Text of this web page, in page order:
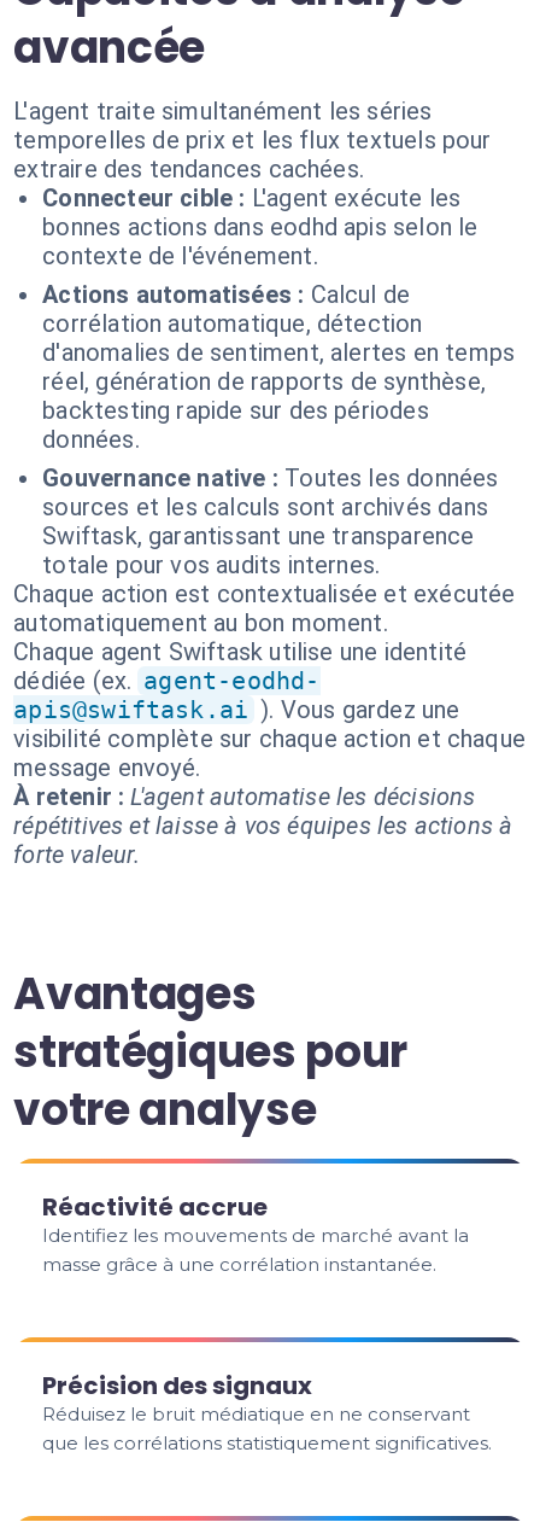
avancée
L'agent traite simultanément les séries
temporelles de prix et les flux textuels pour
extraire des tendances cachées.
Connecteur cible : L'agent exécute les
bonnes actions dans eodhd apis selon le
contexte de l'événement.
Actions automatisées : Calcul de
corrélation automatique, détection
d'anomalies de sentiment, alertes en temps
réel, génération de rapports de synthèse,
backtesting rapide sur des périodes
données.
Gouvernance native : Toutes les données
sources et les calculs sont archivés dans
Swiftask, garantissant une transparence
totale pour vos audits internes.
Chaque action est contextualisée et exécutée
automatiquement au bon moment.
Chaque agent Swiftask utilise une identité
dédiée (ex. agent-eodhd-
apis@swiftask.ai ). Vous gardez une
visibilité complète sur chaque action et chaque
message envoyé.
À retenir : L'agent automatise les décisions
répétitives et laisse à vos équipes les actions à
forte valeur.
Avantages
stratégiques pour
votre analyse
Réactivité accrue
Identifiez les mouvements de marché avant la
masse grâce à une corrélation instantanée.
Précision des signaux
Réduisez le bruit médiatique en ne conservant
que les corrélations statistiquement significatives.